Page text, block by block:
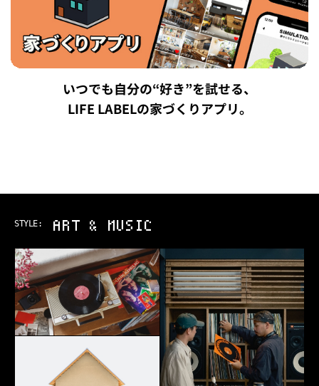
いつでも自分の“好き”を試せる、
LIFE LABELの家づくりアプリ。
STYLE: OUTDOOR